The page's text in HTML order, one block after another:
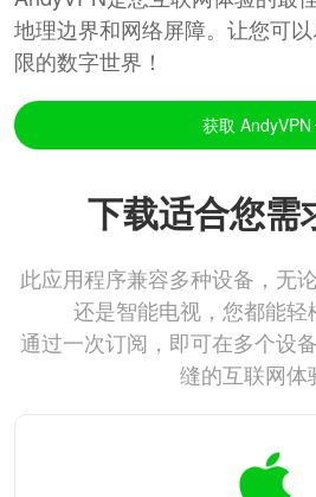
地理边界和网络屏障。让您可
限的数字世界！
获取 AndyVPN
下载适合您需
此应用程序兼容多种设备，无
还是智能电视，您都能轻
通过一次订阅，即可在多个设
缝的互联网体